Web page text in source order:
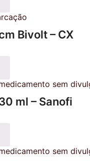
Bivolt – CX
ml – Sanofi